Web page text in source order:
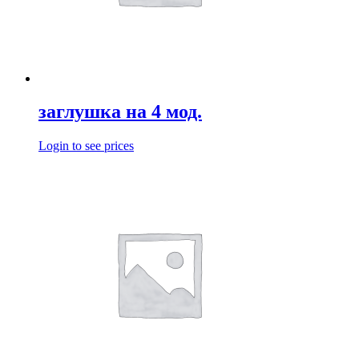
заглушка на 4 мод.
Login to see prices